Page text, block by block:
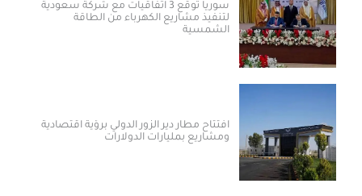
سوريا توقع 3 اتفاقيات مع شركة سعودية
لتنفيذ مشاريع الكهرباء من الطاقة
الشمسية
افتتاح مطار دير الزور الدولي برؤية اقتصادية
ومشاريع بمليارات الدولارات ​